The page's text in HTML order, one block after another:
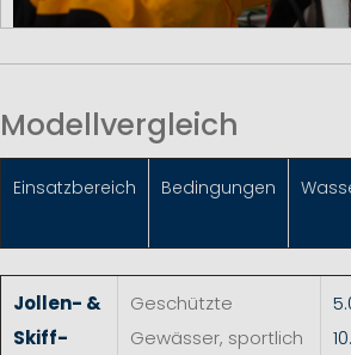
Modellvergleich
Einsatzbereich Bedingungen
Jollen- &
Skiff-
Geschützte
Gewässer, sportlich